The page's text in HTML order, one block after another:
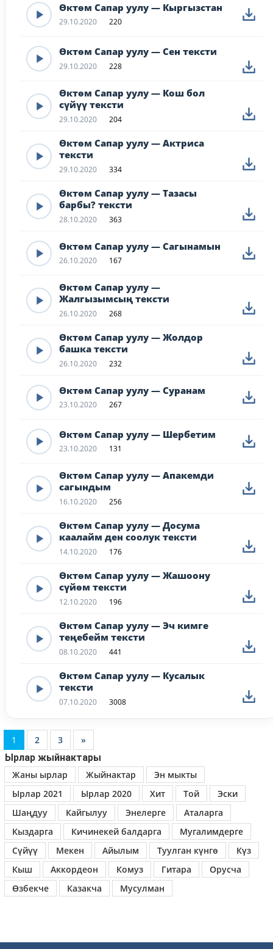
Өктөм Сапар уулу — Кыргызстан
29.10.2020 220
Өктөм Сапар уулу — Сен тексти
29.10.2020 228
Өктөм Сапар уулу — Кош бол
сүйүү тексти
29.10.2020 204
Өктөм Сапар уулу — Актриса
тексти
29.10.2020 334
Өктөм Сапар уулу — Тазасы
барбы? тексти
28.10.2020 363
Өктөм Сапар уулу — Сагынамын
26.10.2020 167
Өктөм Сапар уулу —
Жалгызымсың тексти
26.10.2020 268
Өктөм Сапар уулу — Жолдор
башка тексти
26.10.2020 232
Өктөм Сапар уулу — Суранам
23.10.2020 267
Өктөм Сапар уулу — Шербетим
23.10.2020 131
Өктөм Сапар уулу — Апакемди
сагындым
16.10.2020 256
Өктөм Сапар уулу — Досума
каалайм ден соолук тексти
14.10.2020 176
Өктөм Сапар уулу — Жашоону
сүйөм тексти
12.10.2020 196
Өктөм Сапар уулу — Эч кимге
теңебейм тексти
08.10.2020 441
Өктөм Сапар уулу — Кусалык
тексти
07.10.2020 3008
1 2 3
»
Ырлар жыйнактары
Жаны ырлар
Жыйнактар
Эн мыкты
Ырлар 2021
Ырлар 2020 Хит Той
Эски
Шаңдуу
Кайгылуу Энелерге
Аталарга
Кыздарга
Кичинекей балдарга
Мугалимдерге
Сүйүү
Мекен Айылым Туулган күнгө
Күз
Кыш
Аккордеон Комуз Гитара
Орусча
Өзбекче
Казакча Мусулман